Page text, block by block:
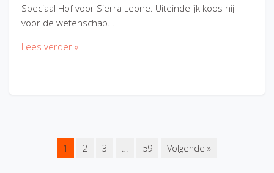
Speciaal Hof voor Sierra Leone. Uiteindelijk koos hij
voor de wetenschap…
Lees verder »
1 2 3 … 59 Volgende »